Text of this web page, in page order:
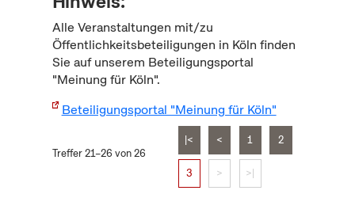
Alle Veranstaltungen mit/zu
Öffentlichkeitsbeteiligungen in Köln finden
Sie auf unserem Beteiligungsportal
"Meinung für Köln".
Beteiligungsportal "Meinung für Köln"
Treffer 21–26 von 26
|< < 1 2
3 > >|